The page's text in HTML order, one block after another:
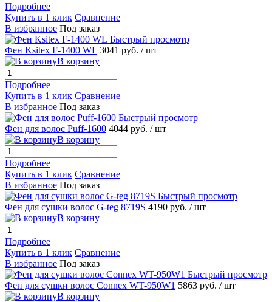
Подробнее
Купить в 1 клик Сравнение
В избранное Под заказ
Быстрый просмотр
Фен Ksitex F-1400 WL 3041 руб. / шт
В корзину
Подробнее
Купить в 1 клик Сравнение
В избранное Под заказ
Быстрый просмотр
Фен для волос Puff-1600 4044 руб. / шт
В корзину
Подробнее
Купить в 1 клик Сравнение
В избранное Под заказ
Быстрый просмотр
Фен для сушки волос G-teg 8719S 4190 руб. / шт
В корзину
Подробнее
Купить в 1 клик Сравнение
В избранное Под заказ
Быстрый просмотр
Фен для сушки волос Connex WT-950W1 5863 руб. / шт
В корзину